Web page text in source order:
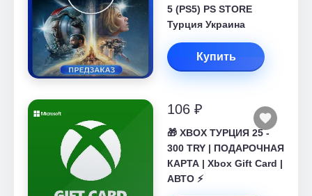
5 (PS5) PS STORE
Турция Украина
Купить
106 ₽
🎁 XBOX ТУРЦИЯ 25 -
300 TRY | ПОДАРОЧНАЯ
КАРТА | Xbox Gift Card |
АВТО ⚡